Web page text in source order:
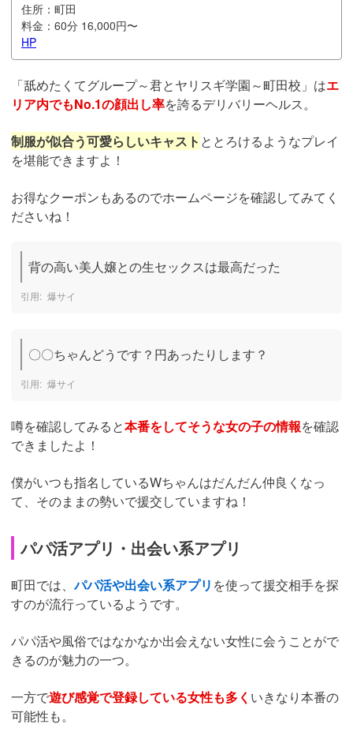
住所： 町田
料金： 60分 16,000円〜
HP
「舐めたくてグループ～君とヤリスギ学園～町田校」はエ
リア内でもNo.1の顔出し率を誇るデリバリーヘルス。
制服が似合う可愛らしいキャスト ととろけるようなプレイ
を堪能できますよ！
お得なクーポンもあるのでホームページを確認してみてく
ださいね！
背の高い美人嬢との生セックスは最高だった
爆サイ
〇〇ちゃんどうです？円あったりします？
爆サイ
噂を確認してみると本番をしてそうな女の子の情報を確認
できましたよ！
僕がいつも指名しているWちゃんはだんだん仲良くなっ
て、そのままの勢いで援交していますね！
パパ活アプリ・出会い系アプリ
町田では、パパ活や出会い系アプリ を使って援交相手を探
すのが流行っているようです。
パパ活や風俗ではなかなか出会えない女性に会うことがで
きるのが魅力の一つ。
一方で遊び感覚で登録している女性も多く いきなり本番の
可能性も。